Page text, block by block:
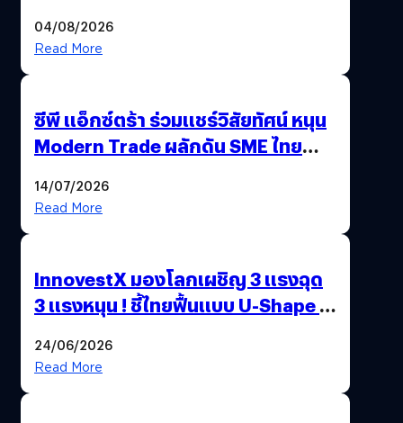
04/08/2026
Read More
ซีพี แอ็กซ์ตร้า ร่วมแชร์วิสัยทัศน์ หนุน
Modern Trade ผลักดัน SME ไทย
14/07/2026
Read More
InnovestX มองโลกเผชิญ 3 แรงฉุด
3 แรงหนุน ! ชี้ไทยฟื้นแบบ U-Shape ชู
24/06/2026
Read More